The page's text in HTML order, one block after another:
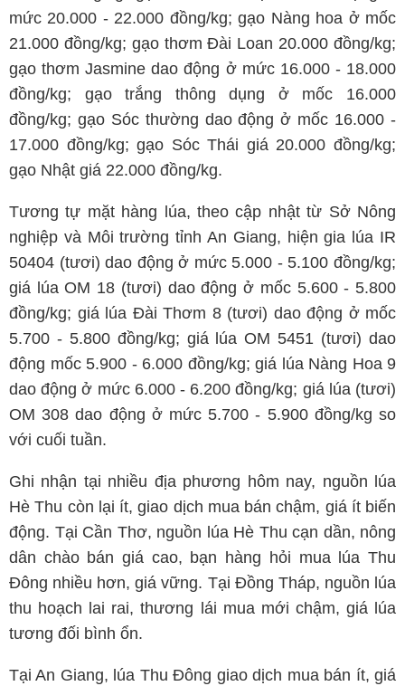
mức 20.000 - 22.000 đồng/kg; gạo Nàng hoa ở mốc
21.000 đồng/kg; gạo thơm Đài Loan 20.000 đồng/kg;
gạo thơm Jasmine dao động ở mức 16.000 - 18.000
đồng/kg; gạo trắng thông dụng ở mốc 16.000
đồng/kg; gạo Sóc thường dao động ở mốc 16.000 -
17.000 đồng/kg; gạo Sóc Thái giá 20.000 đồng/kg;
gạo Nhật giá 22.000 đồng/kg.
Tương tự mặt hàng lúa, theo cập nhật từ Sở Nông
nghiệp và Môi trường tỉnh An Giang, hiện gia lúa IR
50404 (tươi) dao động ở mức 5.000 - 5.100 đồng/kg;
giá lúa OM 18 (tươi) dao động ở mốc 5.600 - 5.800
đồng/kg; giá lúa Đài Thơm 8 (tươi) dao động ở mốc
5.700 - 5.800 đồng/kg; giá lúa OM 5451 (tươi) dao
động mốc 5.900 - 6.000 đồng/kg; giá lúa Nàng Hoa 9
dao động ở mức 6.000 - 6.200 đồng/kg; giá lúa (tươi)
OM 308 dao động ở mức 5.700 - 5.900 đồng/kg so
với cuối tuần.
Ghi nhận tại nhiều địa phương hôm nay, nguồn lúa
Hè Thu còn lại ít, giao dịch mua bán chậm, giá ít biến
động. Tại Cần Thơ, nguồn lúa Hè Thu cạn dần, nông
dân chào bán giá cao, bạn hàng hỏi mua lúa Thu
Đông nhiều hơn, giá vững. Tại Đồng Tháp, nguồn lúa
thu hoạch lai rai, thương lái mua mới chậm, giá lúa
tương đối bình ổn.
Tại An Giang, lúa Thu Đông giao dịch mua bán ít, giá